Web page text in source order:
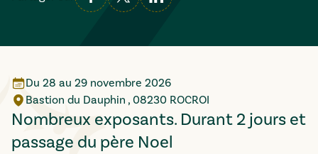
Du 28 au 29 novembre 2026
Bastion du Dauphin , 08230 ROCROI
Nombreux exposants. Durant 2 jours et
passage du père Noel